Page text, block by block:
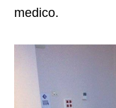
medico.